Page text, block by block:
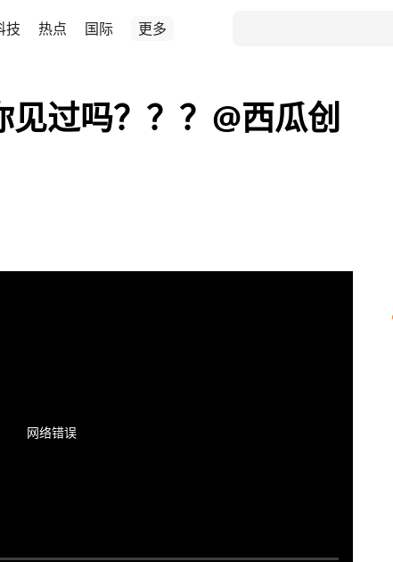
技 热点 国际 更多
过吗？？？@西瓜创
网络错误